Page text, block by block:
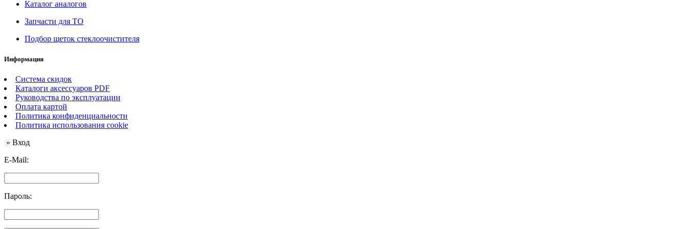
Каталог аналогов
Запчасти для ТО
Подбор щеток стеклоочистителя
Информация
Система скидок
Каталоги аксессуаров PDF
Руководства по эксплуатации
Оплата картой
Политика конфиденциальности
Политика использования cookie
» Вход
E-Mail:
Пароль: